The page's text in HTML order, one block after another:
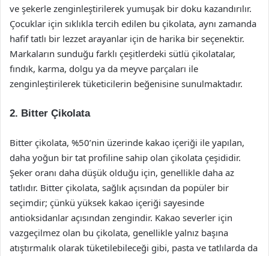
ve şekerle zenginleştirilerek yumuşak bir doku kazandırılır.
Çocuklar için sıklıkla tercih edilen bu çikolata, aynı zamanda
hafif tatlı bir lezzet arayanlar için de harika bir seçenektir.
Markaların sunduğu farklı çeşitlerdeki sütlü çikolatalar,
fındık, karma, dolgu ya da meyve parçaları ile
zenginleştirilerek tüketicilerin beğenisine sunulmaktadır.
2. Bitter Çikolata
Bitter çikolata, %50’nin üzerinde kakao içeriği ile yapılan,
daha yoğun bir tat profiline sahip olan çikolata çeşididir.
Şeker oranı daha düşük olduğu için, genellikle daha az
tatlıdır. Bitter çikolata, sağlık açısından da popüler bir
seçimdir; çünkü yüksek kakao içeriği sayesinde
antioksidanlar açısından zengindir. Kakao severler için
vazgeçilmez olan bu çikolata, genellikle yalnız başına
atıştırmalık olarak tüketilebileceği gibi, pasta ve tatlılarda da